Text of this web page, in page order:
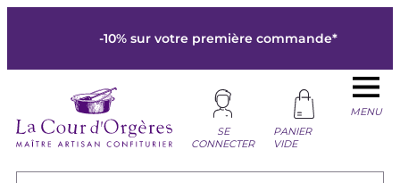
-10% sur votre première commande*
SE
CONNECTER
PANIER
VIDE
MENU